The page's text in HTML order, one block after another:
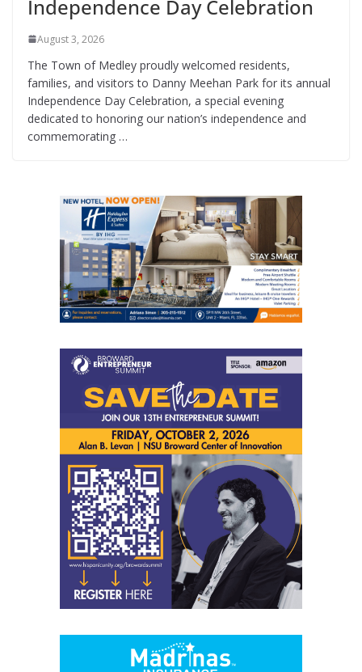
Independence Day Celebration
August 3, 2026
The Town of Medley proudly welcomed residents,
families, and visitors to Danny Meehan Park for its annual
Independence Day Celebration, a special evening
dedicated to honoring our nation’s independence and
commemorating …